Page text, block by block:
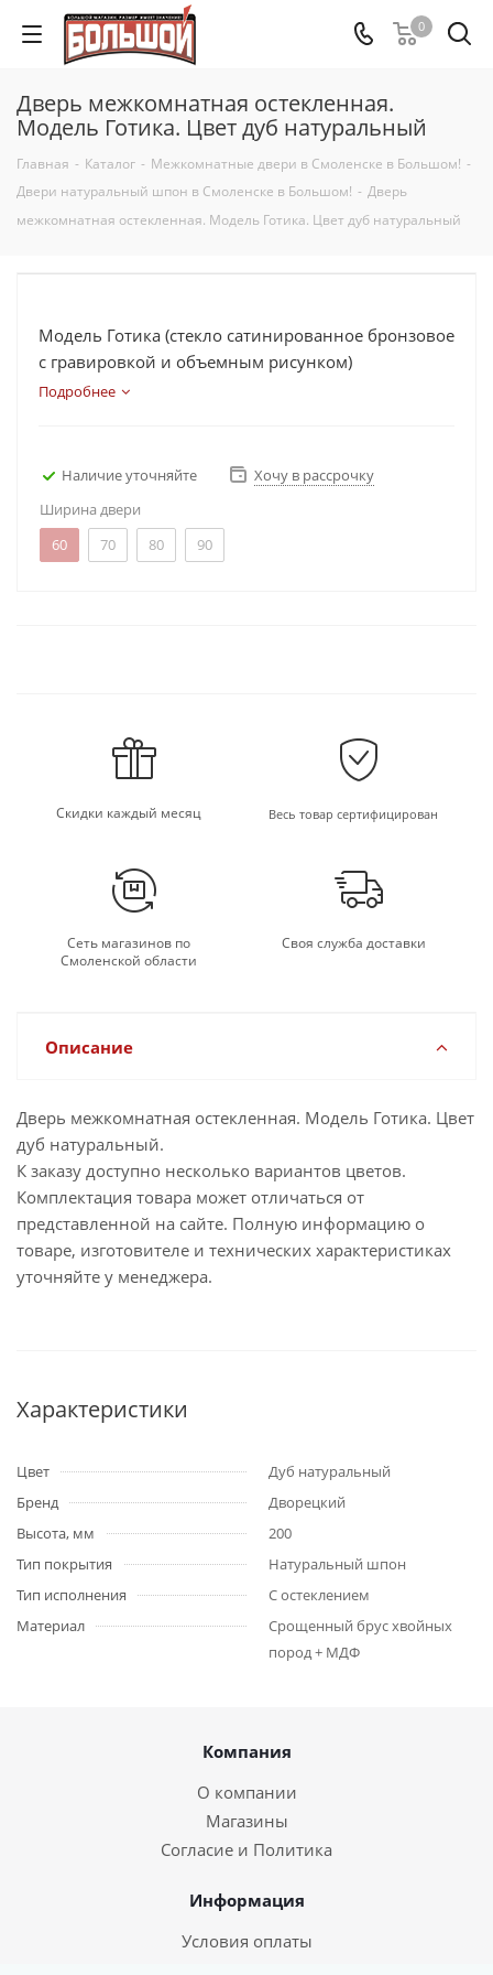
0
Дверь межкомнатная остекленная.
Модель Готика. Цвет дуб натуральный
Главная - Каталог - Межкомнатные двери в Смоленске в Большом! -
Двери натуральный шпон в Смоленске в Большом! - Дверь
межкомнатная остекленная. Модель Готика. Цвет дуб натуральный
Модель Готика (стекло сатинированное бронзовое
с гравировкой и объемным рисунком)
Подробнее
Наличие уточняйте
Хочу в рассрочку
Ширина двери
60
70 80 90
Скидки каждый месяц Весь товар сертифицирован
Сеть магазинов по
Смоленской области
Своя служба доставки
Описание
Дверь межкомнатная остекленная. Модель Готика. Цвет
дуб натуральный.
К заказу доступно несколько вариантов цветов.
Комплектация товара может отличаться от
представленной на сайте. Полную информацию о
товаре, изготовителе и технических характеристиках
уточняйте у менеджера.
Характеристики
Цвет
Дуб натуральный
Бренд
Дворецкий
Высота, мм
200
Тип покрытия
Натуральный шпон
Тип исполнения
С остеклением
Материал
Срощенный брус хвойных
пород + МДФ
Компания
О компании
Магазины
Согласие и Политика
Информация
Условия оплаты